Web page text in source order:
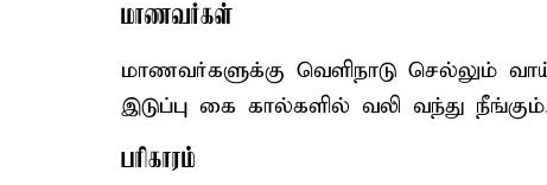
மாணவர்கள்
மாணவர்களுக்கு வெளிநாடு செல்லும்
இடுப்பு கை கால்களில் வலி வந்து
பரிகாரம்